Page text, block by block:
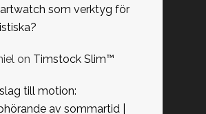
som verktyg för
on Timstock Slim™
till motion:
av sommartid |